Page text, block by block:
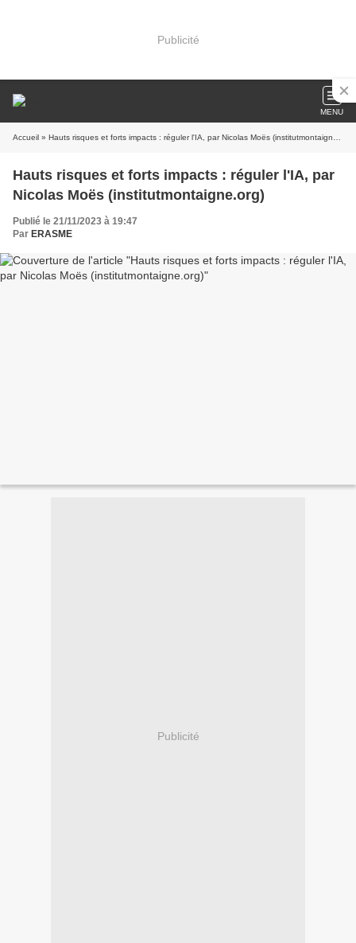
Publicité
MENU
Accueil » Hauts risques et forts impacts : réguler l'IA, par Nicolas Moës (institutmontaigne.org)
Hauts risques et forts impacts : réguler l'IA, par
Nicolas Moës (institutmontaigne.org)
Publié le 21/11/2023 à 19:47
Par ERASME
Publicité